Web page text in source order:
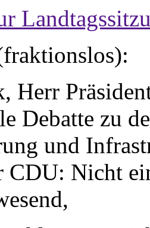
Herr
Debatte zu
und
CDU: Nicht